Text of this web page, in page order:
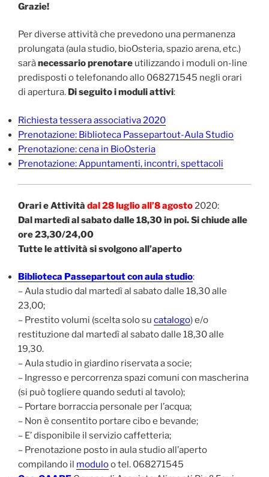
Grazie!
Per diverse attività che prevedono una permanenza
prolungata (aula studio, bioOsteria, spazio arena, etc.)
sarànecessario prenotare utilizzando i moduli on-line
predisposti o telefonando allo 068271545 negli orari
di apertura. Di seguito i moduli attivi:
Richiesta tessera associativa 2020
Prenotazione: Biblioteca Passepartout-Aula Studio
Prenotazione: cena in BioOsteria
Prenotazione: Appuntamenti, incontri, spettacoli
Orari e Attività dal 28 luglio all’8 agosto2020:
Dal martedì al sabato dalle 18,30 in poi. Si chiude alle
ore 23,30/24,00
Tutte le attività si svolgono all’aperto
Biblioteca Passepartout con aula studio:
– Aula studio dal martedì al sabato dalle 18,30 alle
23,00;
– Prestito volumi (scelta solo su catalogo) e/o
restituzione dal martedì al sabato dalle 18,30 alle
19,30.
– Aula studio in giardino riservata a socie;
– Ingresso e percorrenza spazi comuni con mascherina
(si può togliere quando seduti al tavolo);
– Portare borraccia personale per l’acqua;
– Non è consentito portare cibo e bevande;
– E’ disponibile il servizio caffetteria;
– Prenotazione posto in aula studio all’aperto
compilando il moduloo tel. 068271545